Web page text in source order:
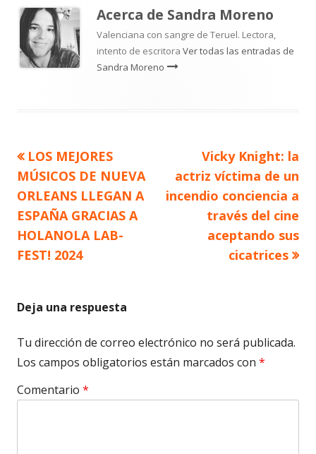
Acerca de Sandra Moreno
Valenciana con sangre de Teruel. Lectora,
intento de escritora Ver todas las entradas de
Sandra Moreno
Navegación
de
entradas
Artículo
anterior
LOS MEJORES
MÚSICOS DE NUEVA
ORLEANS LLEGAN A
ESPAÑA GRACIAS A
HOLANOLA LAB-
FEST! 2024
Artículo
siguiente
Vicky Knight: la
actriz víctima de un
incendio conciencia a
través del cine
aceptando sus
cicatrices
Deja una respuesta
Tu dirección de correo electrónico no será publicada.
Los campos obligatorios están marcados con *
Comentario *